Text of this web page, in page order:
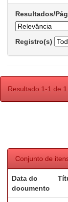
Resultados/
Registro(s)
Resultado 1-1 de 1.
Conjunto de
Data do
documento